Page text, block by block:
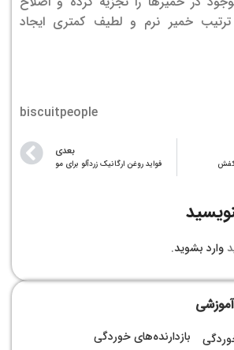
خمیر نرم و لطیف کمتری ایجاد
biscuitpeople
کفش
بعدی
فواید روغن ارگانیک زردآلو برای مو
وارد بشوید.
بازدارنده‌های خوردگی